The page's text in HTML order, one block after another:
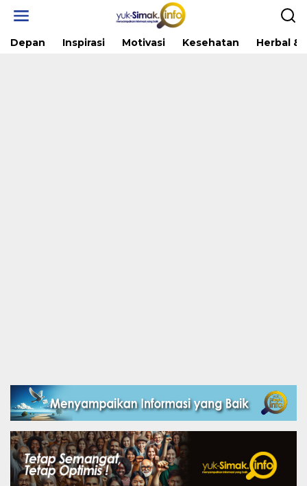
Depan Inspirasi Motivasi Kesehatan Herbal &